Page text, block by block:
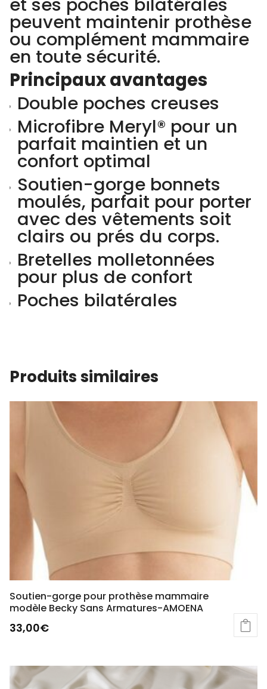
et ses poches bilatérales
peuvent maintenir prothèse
ou complément mammaire
en toute sécurité.
Principaux avantages
Double poches creuses
Microfibre Meryl® pour un
parfait maintien et un
confort optimal
Soutien-gorge bonnets
moulés, parfait pour porter
avec des vêtements soit
clairs ou prés du corps.
Bretelles molletonnées
pour plus de confort
Poches bilatérales
Produits similaires
Soutien-gorge pour prothèse mammaire
modèle Becky Sans Armatures-AMOENA
33,00€
a
plusieurs